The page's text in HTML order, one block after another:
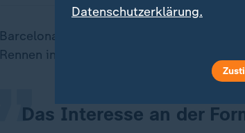
Barcelona muss alsbald einem
Rennen in Bangkok/Thailand abzuhalten.
Das Interesse an der
„
Datenschutzerklärung.